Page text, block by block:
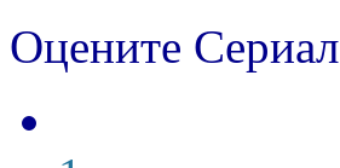
Оцените Сериал